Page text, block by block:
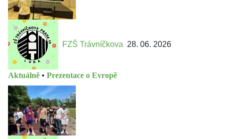
FZŠ Trávníčkova 28. 06. 2026
Aktuálně • Prezentace o Evropě